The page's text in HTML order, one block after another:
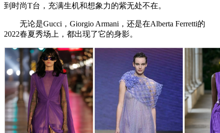
到时尚T台，充满生机和想象力的紫无处不在。
无论是Gucci，Giorgio Armani，还是在Alberta Ferretti的
2022春夏秀场上，都出现了它的身影。